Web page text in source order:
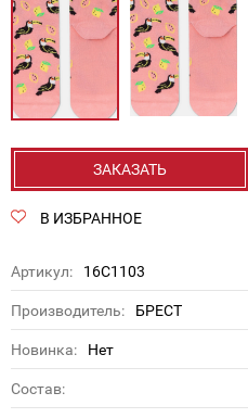
ЗАКАЗАТЬ
В ИЗБРАННОЕ
Артикул: 16С1103
Производитель: БРЕСТ
Новинка: Нет
Состав: